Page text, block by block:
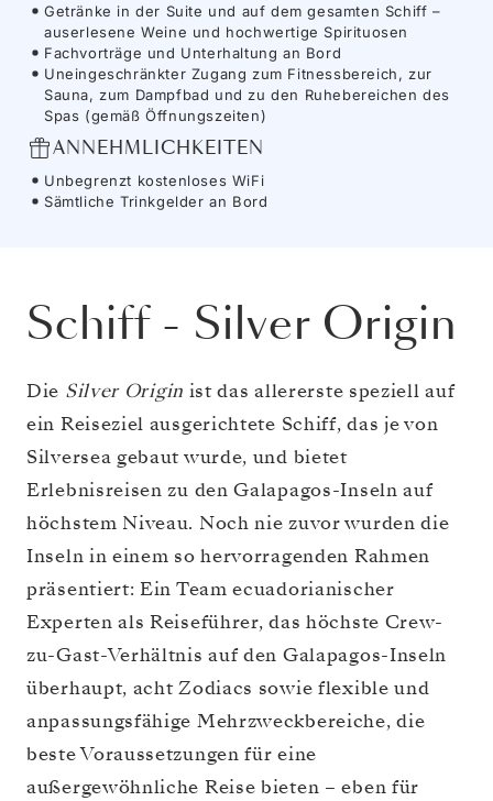
Getränke in der Suite und auf dem gesamten Schiff –
auserlesene Weine und hochwertige Spirituosen
Fachvorträge und Unterhaltung an Bord
Uneingeschränkter Zugang zum Fitnessbereich, zur
Sauna, zum Dampfbad und zu den Ruhebereichen des
Spas (gemäß Öffnungszeiten)
ANNEHMLICHKEITEN
Unbegrenzt kostenloses WiFi
Sämtliche Trinkgelder an Bord
Schiff- Silver Origin
Die Silver Origin ist das allererste speziell auf
ein Reiseziel ausgerichtete Schiff, das je von
Silversea gebaut wurde, und bietet
Erlebnisreisen zu den Galapagos-Inseln auf
höchstem Niveau. Noch nie zuvor wurden die
Inseln in einem so hervorragenden Rahmen
präsentiert: Ein Team ecuadorianischer
Experten als Reiseführer, das höchste Crew-
zu-Gast-Verhältnis auf den Galapagos-Inseln
überhaupt, acht Zodiacs sowie flexible und
anpassungsfähige Mehrzweckbereiche, die
beste Voraussetzungen für eine
außergewöhnliche Reise bieten – eben für